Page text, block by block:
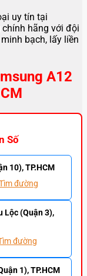
uy tín tại
chính hãng với đội
bạch, lấy liền
A12
Số
10), TP.HCM
đường
Lộc (Quận 3),
đường
1), TP.HCM